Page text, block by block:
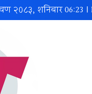
२०८३, शनिबार06:23 |